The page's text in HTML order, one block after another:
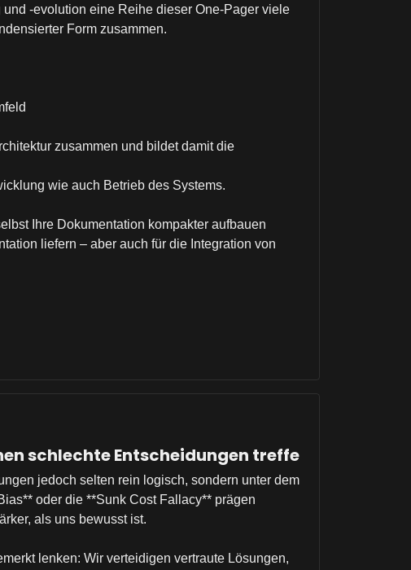
-evolution eine Reihe dieser One-Pager viele
Form zusammen.
zusammen und bildet damit die
wie auch Betrieb des Systems.
Ihre Dokumentation kompakter aufbauen
liefern – aber auch für die Integration von
schlechte Entscheidungen treffe
jedoch selten rein logisch, sondern unter dem
oder die **Sunk Cost Fallacy** prägen
als uns bewusst ist.
lenken: Wir verteidigen vertraute Lösungen,